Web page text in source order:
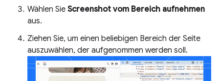
Wählen Sie Screenshot vom Bereich aufnehmen
aus.
Ziehen Sie, um einen beliebigen Bereich der Seite
auszuwählen, der aufgenommen werden soll.